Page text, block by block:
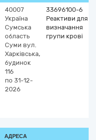
40007
Україна
Сумська
область
Суми вул.
Харківська,
будинок
116
по 31-12-
2026
33696100-6
Реактиви для
визначання
групи крові
АДРЕСА